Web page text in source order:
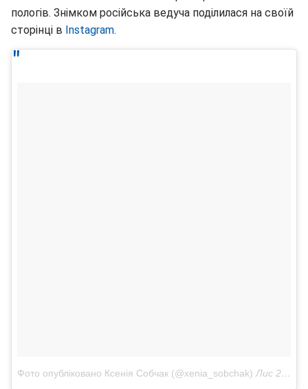
пологів. Знімком російська ведуча поділилася на своїй
сторінці в Instagram.
Фото опубліковано Ксенія Собчак (@xenia_sobchak) Лис 21 2016 в 10:58 PST